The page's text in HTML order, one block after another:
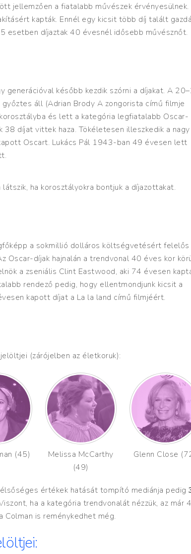
jellemzően a fiatalabb művészek érvényesülnek.
kapták. Ennél egy kicsit több díj talált
esetben díjaztak 40 évesnél idősebb művésznőt.
generációval később kezdik szórni a díjakat. A
áll (Adrian Brody A zongorista című filmje
és lett a kategória legfiatalabb Oscar-
díjat vittek haza. Tökéletesen illeszkedik a nagy
Oscart. Lukács Pál 1943-ban 49 évesen lett
ha korosztályokra bontjuk a díjazottakat.
a sokmillió dolláros költségvetésért felelős
Oscar-díjak hajnalán a trendvonal 40 éves kor
a zseniális Clint Eastwood, aki 74 évesen
rendező pedig, hogy ellentmondjunk kicsit a
kapott díjat a La la land című filmjéért.
(zárójelben az életkoruk):
(45)
Melissa McCarthy
(49)
Glenn Close
értékek hatását tompító mediánja pedig
ha a kategória trendvonalát nézzük, az már
Colman is reménykedhet még.